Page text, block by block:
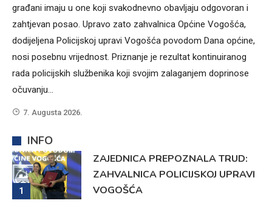
građani imaju u one koji svakodnevno obavljaju odgovoran i
zahtjevan posao. Upravo zato zahvalnica Općine Vogošća,
dodijeljena Policijskoj upravi Vogošća povodom Dana općine,
nosi posebnu vrijednost. Priznanje je rezultat kontinuiranog
rada policijskih službenika koji svojim zalaganjem doprinose
očuvanju…
7. Augusta 2026.
INFO
1
ZAJEDNICA PREPOZNALA TRUD:
ZAHVALNICA POLICIJSKOJ UPRAVI
VOGOŠĆA